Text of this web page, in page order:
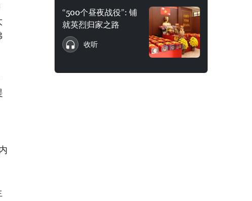
“500个昼夜战役”: 铺
就英烈归家之路
收听